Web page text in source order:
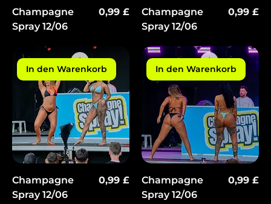
Champagne
Spray 12/06
Preis
0,99 £
Champagne
Spray 12/06
Preis
0,99 £
In den Warenkorb
Champagne
Spray 12/06
Preis
0,99 £
In den Warenkorb
Champagne
Spray 12/06
Preis
0,99 £